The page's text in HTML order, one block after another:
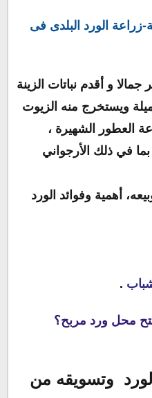
زراعة الورد البلدى فى
جمالا و أقدم نباتات الزينة
ويستخرج منه الزيوت
العطور الشهيرة ،
بما في ذلك الأرجواني
أهمية وفوائد الورد
.
محل ورد مربح؟
وتسويقه من